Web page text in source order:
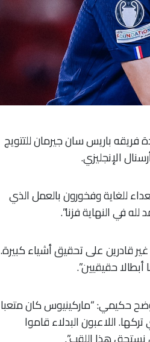
باريس سان جيرمان للتتويج
الإنجليزي.
للغاية وفخورون بالعمل الذي
في النهاية فزنا”.
قادرين على تحقيق أشياء كبيرة.
حقيقيين”.
حكيمي: “ماركينيوس كان متعبا
اللاعبون البدلاء قاموا